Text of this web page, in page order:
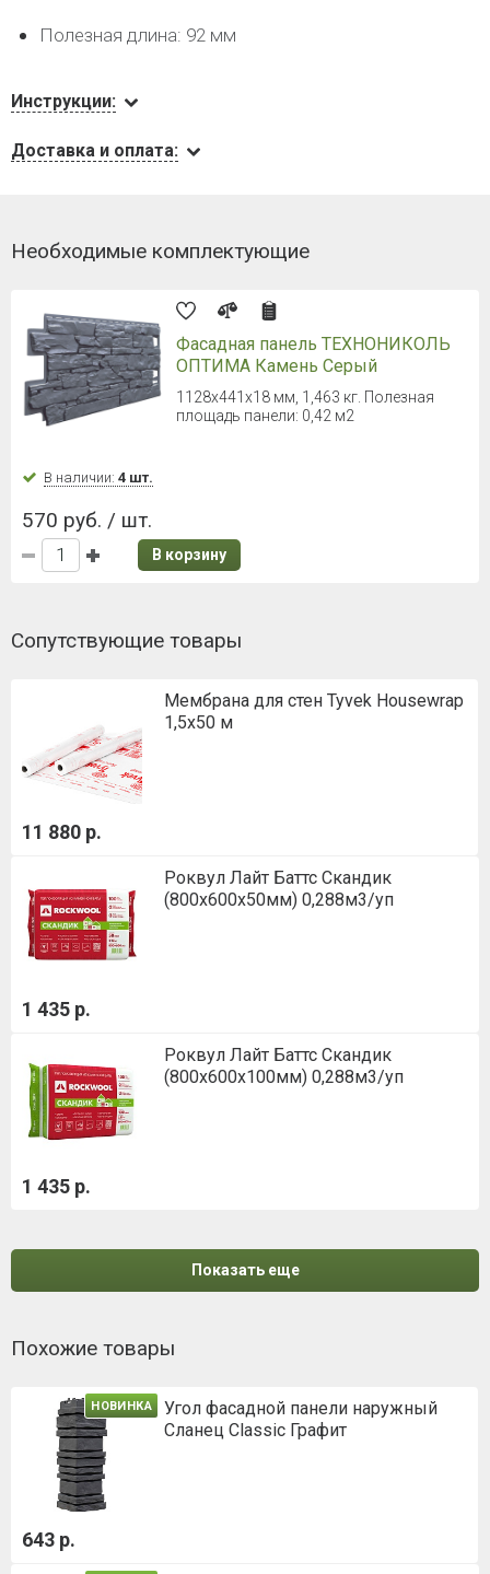
Полезная длина: 92 мм
Инструкции:
Доставка и оплата:
Необходимые комплектующие
Фасадная панель ТЕХНОНИКОЛЬ
ОПТИМА Камень Серый
1128х441х18 мм, 1,463 кг. Полезная
площадь панели: 0,42 м2
В наличии: 4 шт.
570 руб. / шт.
В корзину
Сопутствующие товары
Мембрана для стен Tyvek Housewrap
1,5х50 м
11 880 р.
Роквул Лайт Баттс Скандик
(800х600х50мм) 0,288м3/уп
1 435 р.
Роквул Лайт Баттс Скандик
(800х600х100мм) 0,288м3/уп
1 435 р.
Показать еще
Похожие товары
НОВИНКА
Угол фасадной панели наружный
Сланец Classic Графит
643 р.